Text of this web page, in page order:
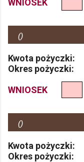
()
Kwota pożyczki:
Okres pożyczki:
WNIOSEK
()
Kwota pożyczki:
Okres pożyczki: